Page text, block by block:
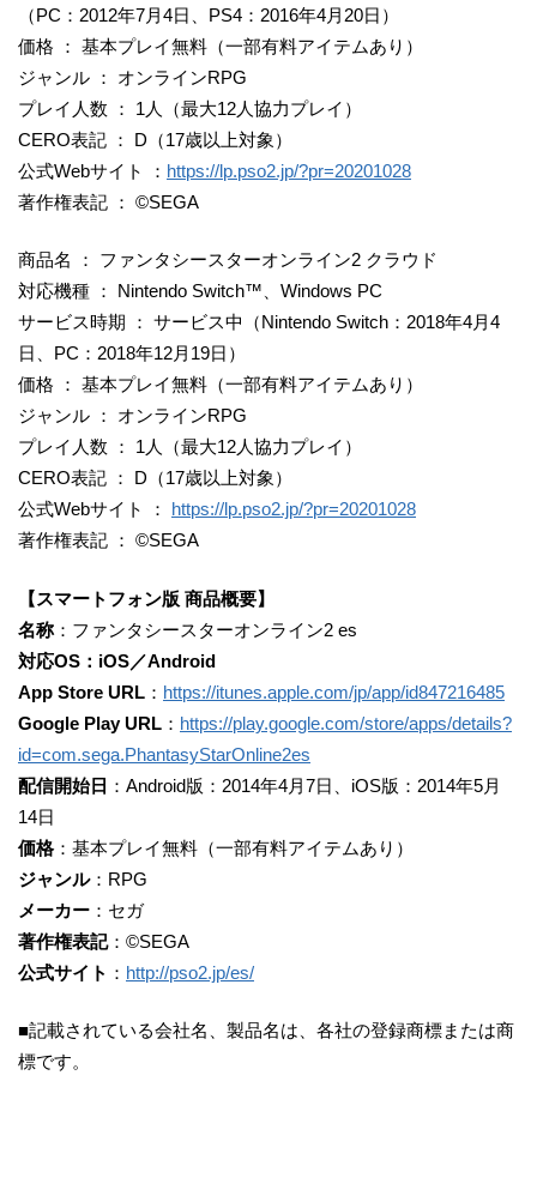
（PC：2012年7月4日、PS4：2016年4月20日）
価格 ： 基本プレイ無料（一部有料アイテムあり）
ジャンル ： オンラインRPG
プレイ人数 ： 1人（最大12人協力プレイ）
CERO表記 ： D（17歳以上対象）
公式Webサイト ： https://lp.pso2.jp/?pr=20201028
著作権表記 ： ©SEGA
商品名 ： ファンタシースターオンライン2 クラウド
対応機種 ： Nintendo Switch™、Windows PC
サービス時期 ： サービス中（Nintendo Switch：2018年4月4
日、PC：2018年12月19日）
価格 ： 基本プレイ無料（一部有料アイテムあり）
ジャンル ： オンラインRPG
プレイ人数 ： 1人（最大12人協力プレイ）
CERO表記 ： D（17歳以上対象）
公式Webサイト ：
https://lp.pso2.jp/?pr=20201028
著作権表記 ： ©SEGA
【スマートフォン版 商品概要】
名称：ファンタシースターオンライン2 es
対応OS：iOS／Android
App Store URL ： https://itunes.apple.com/jp/app/id847216485
Google Play URL ： https://play.google.com/store/apps/details?
id=com.sega.PhantasyStarOnline2es
配信開始日 ：Android版：2014年4月7日、iOS版：2014年5月
14日
価格：基本プレイ無料（一部有料アイテムあり）
ジャンル：RPG
メーカー ：セガ
著作権表記：©SEGA
公式サイト ： http://pso2.jp/es/
■記載されている会社名、製品名は、各社の登録商標または商
標です。